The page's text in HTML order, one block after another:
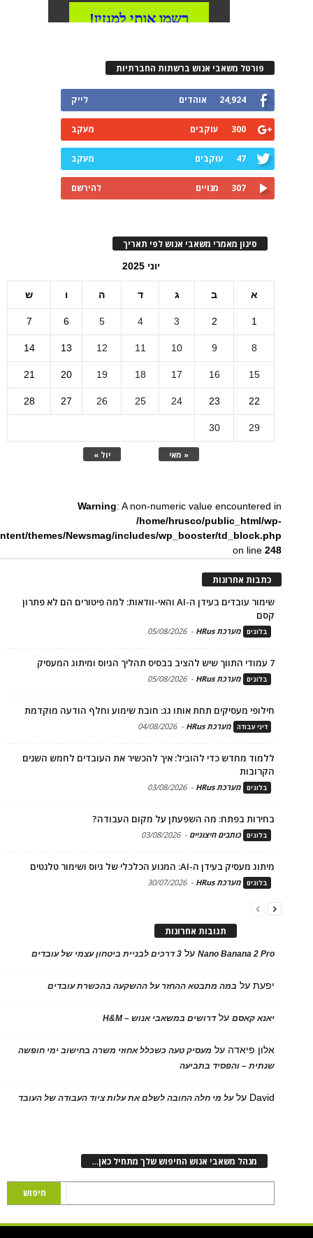
פורטל משאבי אנוש ברשתות החברתיות
24,924 אוהדים לייק
300 עוקבים מעקב
47 עוקבים מעקב
307 מנויים להירשם
סינון מאמרי משאבי אנוש לפי תאריך
יוני 2025
א ב ג ד ה ו ש
« מאי יול »
1
2
3
4
5
6
7
8
9
10
11
12
13
14
15
16
17
18
19
20
21
22
23
24
25
26
27
28
29
30
Warning: A non-numeric value encountered in
/home/hrusco/public_html/wp-
themes/Newsmag/includes/wp_booster/td_block.php
on line248
כתבות אחרונות
שימור עובדים בעידן ה-AI והאי-וודאות: למה פיטורים הם לא פתרון
קסם
בלוגים מערכת HRus -
05/08/2026
7 עמודי התווך שיש להציב בבסיס תהליך הגיוס ומיתוג המעסיק
בלוגים מערכת HRus -
05/08/2026
חילופי מעסיקים תחת אותו גג: חובת שימוע וחלף הודעה מוקדמת
דיני עבודה מערכת HRus -
04/08/2026
ללמוד מחדש כדי להוביל: איך להכשיר את העובדים לחמש השנים
הקרובות
בלוגים מערכת HRus -
03/08/2026
בחירות בפתח: מה השפעתן על מקום העבודה?
בלוגים כותבים חיצוניים -
03/08/2026
מיתוג מעסיק בעידן ה-AI: המנוע הכלכלי של גיוס ושימור טלנטים
בלוגים מערכת HRus -
30/07/2026
תגובות אחרונות
Nano Banana 2 Proעל 3 דרכים לבניית ביטחון עצמי של עובדים
יפעתעל במה מתבטא ההחזר על ההשקעה בהכשרת עובדים
יאנא קאסםעלדרושים במשאבי אנוש – H&M
אלון פיאדה על מעסיק טעה כשכלל אחוזי משרה בחישוב ימי חופשה
שנתית – והפסיד בתביעה
David עלעל מי חלה החובה לשלם את עלות ציוד העבודה של העובד
מנהל משאבי אנוש החיפוש שלך מתחיל כאן…